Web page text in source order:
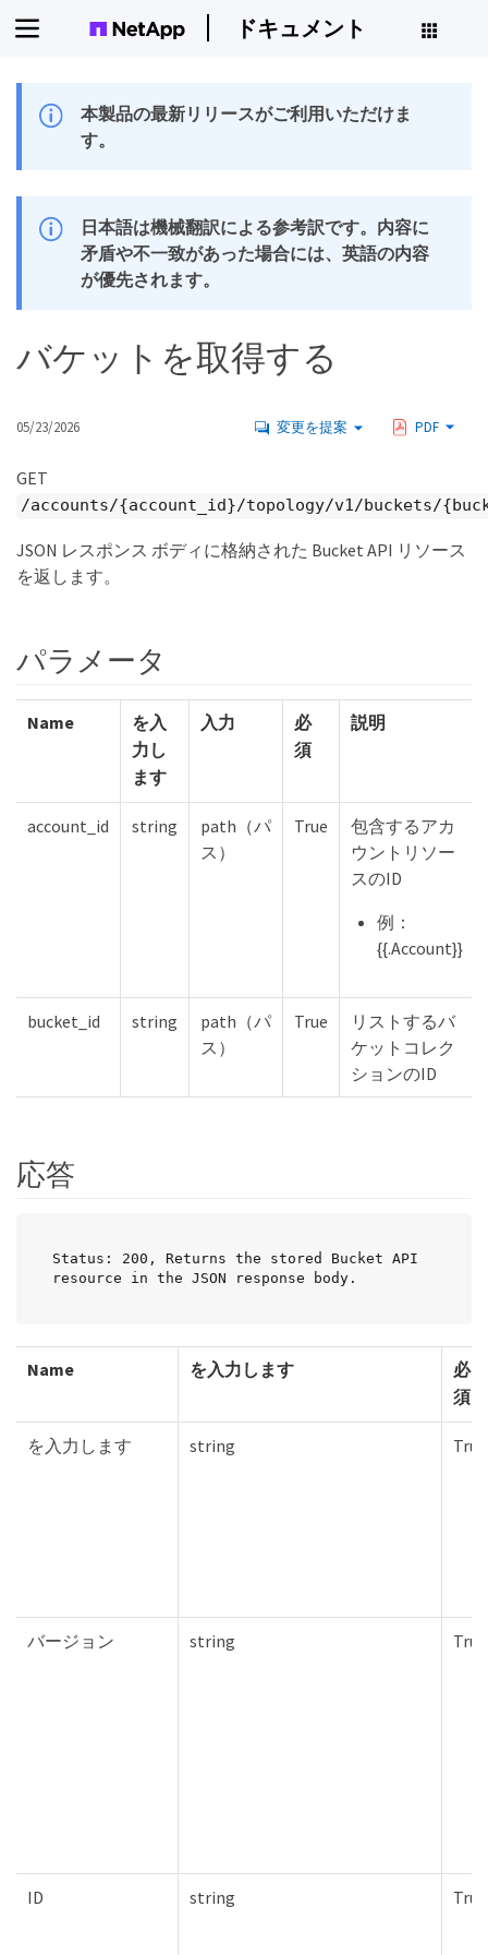
ドキュメント
本製品の最新リリースがご利用いただけま
す。
日本語は機械翻訳による参考訳です。内容に
矛盾や不一致があった場合には、英語の内容
が優先されます。
バケットを取得する
05/23/2026 変更を提案 PDF
GET
/accounts/{account_id}/topology/v1/buckets/
JSON レスポンス ボディに格納された Bucket API リソース
を返します。
パラメータ
Name
を入
力し
ます
入力
必
須
説明
account_id string
path（パ
ス）
True
包含するアカ
ウントリソー
スのID
例：
{{.Account}}
bucket_id string
path（パ
ス）
True
リストするバ
ケットコレク
ションのID
応答
Status: 200, Returns the stored Bucket API
resource in the JSON response body.
Name を入力します
必
須
を入力します string True
バージョン string True
ID string True